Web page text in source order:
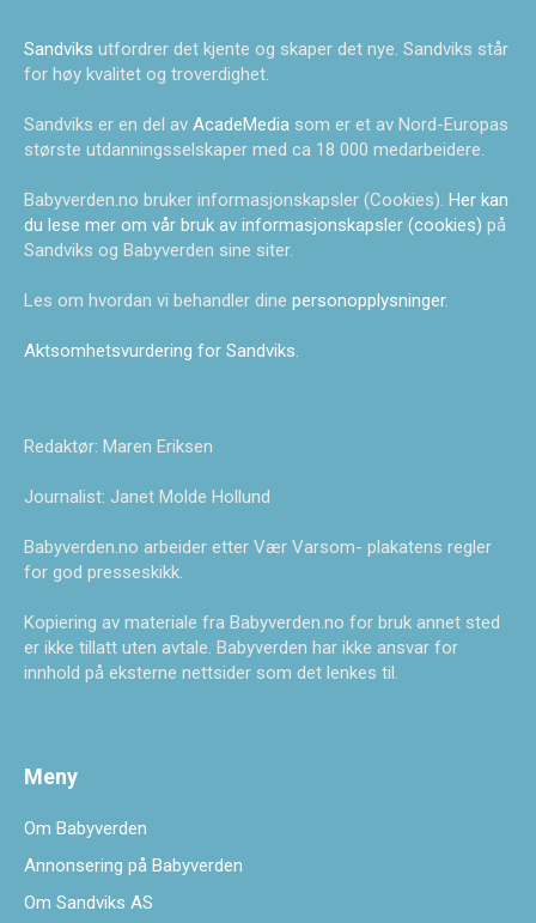
Sandviks utfordrer det kjente og skaper det nye. Sandviks står
for høy kvalitet og troverdighet.
Sandviks er en del av AcadeMedia som er et av Nord-Europas
største utdanningsselskaper med ca 18 000 medarbeidere.
Babyverden.no bruker informasjonskapsler (Cookies). Her kan
du lese mer om vår bruk av informasjonskapsler (cookies) på
Sandviks og Babyverden sine siter.
Les om hvordan vi behandler dine personopplysninger.
Aktsomhetsvurdering for Sandviks.
Redaktør: Maren Eriksen
Journalist: Janet Molde Hollund
Babyverden.no arbeider etter Vær Varsom- plakatens regler
for god presseskikk.
Kopiering av materiale fra Babyverden.no for bruk annet sted
er ikke tillatt uten avtale. Babyverden har ikke ansvar for
innhold på eksterne nettsider som det lenkes til.
Meny
Om Babyverden
Annonsering på Babyverden
Om Sandviks AS